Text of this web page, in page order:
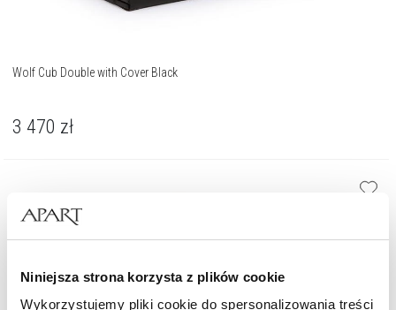
Niniejsza strona korzysta z plików cookie
Wykorzystujemy pliki cookie do spersonalizowania treści
Wolf Cub Double with Cover Black
3 470 zł